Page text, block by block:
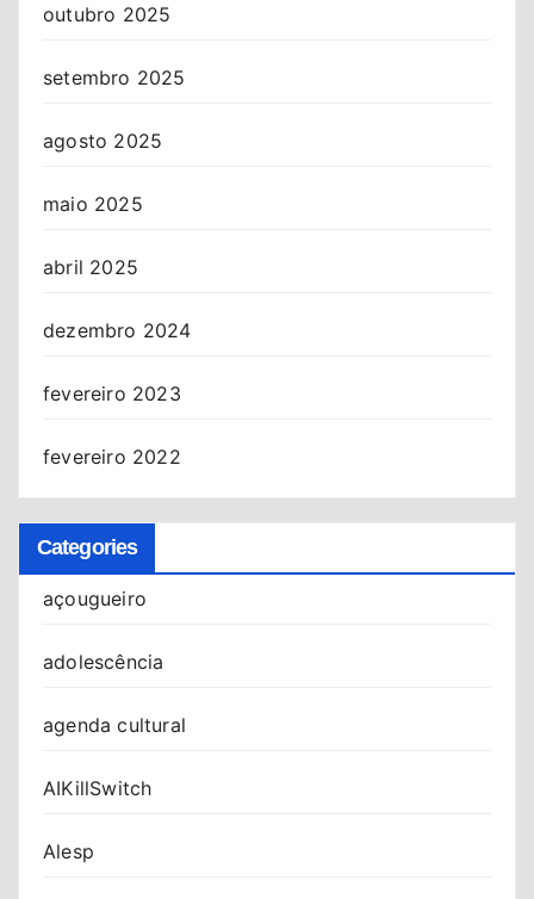
outubro 2025
setembro 2025
agosto 2025
maio 2025
abril 2025
dezembro 2024
fevereiro 2023
fevereiro 2022
Categories
açougueiro
adolescência
agenda cultural
AIKillSwitch
Alesp